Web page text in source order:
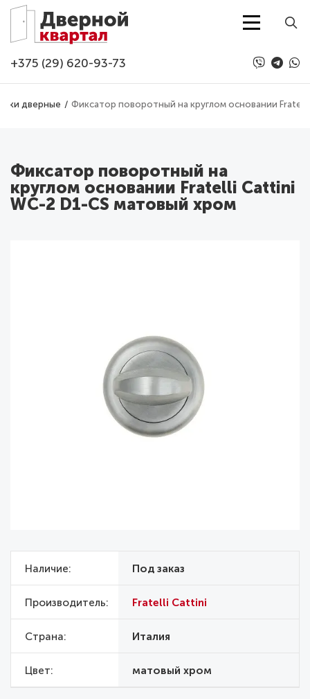
Перейти к основному содержанию
+375 (29) 620-93-73
дверные Фиксатор поворотный на круглом основании
Фиксатор поворотный на
круглом основании Fratelli Cattini
WC-2 D1-CS матовый хром
Наличие Под заказ
Производитель Fratelli Cattini
Страна Италия
Цвет матовый хром